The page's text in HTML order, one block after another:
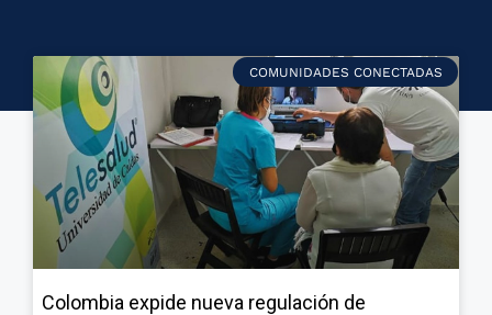
COMUNIDADES CONECTADAS
Colombia expide nueva regulación de